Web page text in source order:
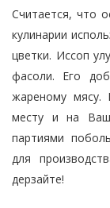
Считается, что
кулинарии
цветки. Иссоп
фасоли. Его
жареному мясу.
месту и на
партиями
для
дерзайте!